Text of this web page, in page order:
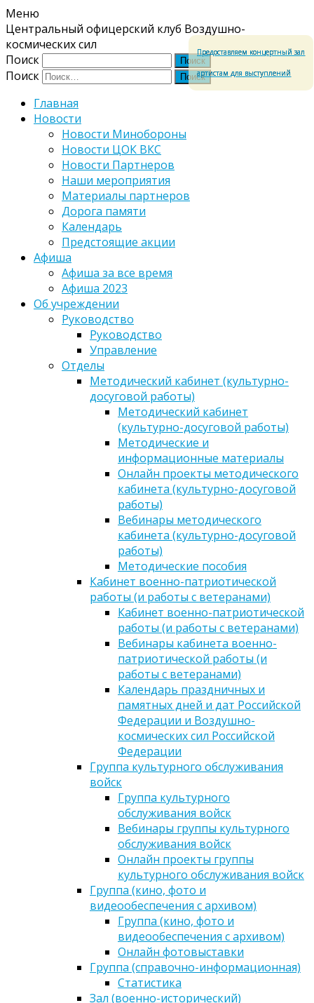
Меню
Центральный офицерский клуб Воздушно-
космических сил
Поиск
Поиск
Главная
Новости
Новости Минобороны
Новости ЦОК ВКС
Новости Партнеров
Наши мероприятия
Материалы партнеров
Дорога памяти
Календарь
Предстоящие акции
Афиша
Афиша за все время
Афиша 2023
Об учреждении
Руководство
Руководство
Управление
Отделы
Методический кабинет (культурно-
досуговой работы)
Методический кабинет
(культурно-досуговой работы)
Методические и
информационные материалы
Онлайн проекты методического
кабинета (культурно-досуговой
работы)
Вебинары методического
кабинета (культурно-досуговой
работы)
Методические пособия
Кабинет военно-патриотической
работы (и работы с ветеранами)
Кабинет военно-патриотической
работы (и работы с ветеранами)
Вебинары кабинета военно-
патриотической работы (и
работы с ветеранами)
Календарь праздничных и
памятных дней и дат Российской
Федерации и Воздушно-
космических сил Российской
Федерации
Группа культурного обслуживания
войск
Группа культурного
обслуживания войск
Вебинары группы культурного
обслуживания войск
Онлайн проекты группы
культурного обслуживания войск
Группа (кино, фото и
видеообеспечения с архивом)
Группа (кино, фото и
видеообеспечения с архивом)
Онлайн фотовыставки
Группа (справочно-информационная)
Статистика
Зал (военно-исторический)
Предоставляем концертный зал
артистам для выступлений